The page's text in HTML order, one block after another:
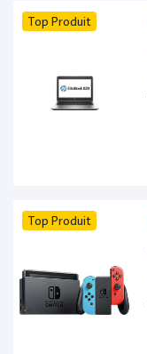
Top Produit
Top Produit